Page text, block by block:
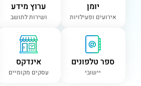
יומן
אירועים ופעילויות
ערוץ מידע
ושירות לתושב
ספר טלפונים
יישובי
אינדקס
עסקים מקומיים